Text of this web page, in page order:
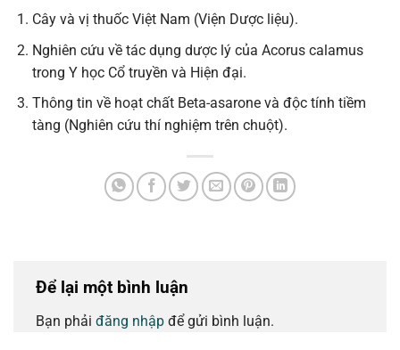
Cây và vị thuốc Việt Nam (Viện Dược liệu).
Nghiên cứu về tác dụng dược lý của Acorus calamus
trong Y học Cổ truyền và Hiện đại.
Thông tin về hoạt chất Beta-asarone và độc tính tiềm
tàng (Nghiên cứu thí nghiệm trên chuột).
Để lại một bình luận
Bạn phải đăng nhập để gửi bình luận.